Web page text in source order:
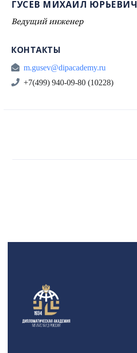
ГУСЕВ МИХАИЛ ЮРЬЕВИЧ
Ведущий инженер
КОНТАКТЫ
m.gusev@dipacademy.ru
+7(499) 940-09-80 (10228)